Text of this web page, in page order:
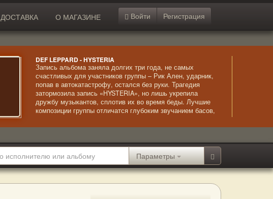
ДОСТАВКА О МАГАЗИНЕ Войти Регистрация
DEF LEPPARD - HYSTERIA
Запись альбома заняла долгих три года, не самых
счастливых для участников группы – Рик Ален, ударник,
попав в автокатастрофу, остался без руки. Трагедия
затормозила запись «HYSTERIA», но лишь укрепила
дружбу музыкантов, сплотив их во время беды. Лучшие
композиции группы отличатся глубоким звучанием басов,
стилю поп, чем предыдущие записи.
Параметры